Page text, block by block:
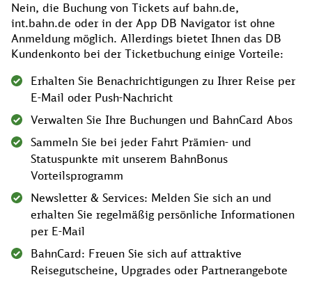
Nein, die Buchung von Tickets auf bahn.de,
int.bahn.de oder in der App DB Navigator ist ohne
Anmeldung möglich. Allerdings bietet Ihnen das DB
Kundenkonto bei der Ticketbuchung einige Vorteile:
Erhalten Sie Benachrichtigungen zu Ihrer Reise per
E-Mail oder Push-Nachricht
Verwalten Sie Ihre Buchungen und BahnCard Abos
Sammeln Sie bei jeder Fahrt Prämien- und
Statuspunkte mit unserem BahnBonus
Vorteilsprogramm
Newsletter & Services: Melden Sie sich an und
erhalten Sie regelmäßig persönliche Informationen
per E-Mail
BahnCard: Freuen Sie sich auf attraktive
Reisegutscheine, Upgrades oder Partnerangebote